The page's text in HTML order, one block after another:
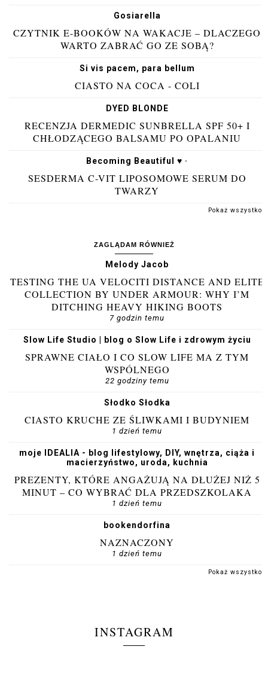
Gosiarella
CZYTNIK E-BOOKÓW NA WAKACJE – DLACZEGO
WARTO ZABRAĆ GO ZE SOBĄ?
Si vis pacem, para bellum
CIASTO NA COCA - COLI
DYED BLONDE
RECENZJA DERMEDIC SUNBRELLA SPF 50+ I
CHŁODZĄCEGO BALSAMU PO OPALANIU
Becoming Beautiful ♥ ·
SESDERMA C-VIT LIPOSOMOWE SERUM DO
TWARZY
Pokaż wszystko
ZAGLĄDAM RÓWNIEŻ
Melody Jacob
TESTING THE UA VELOCITI DISTANCE AND ELITE
COLLECTION BY UNDER ARMOUR: WHY I’M
DITCHING HEAVY HIKING BOOTS
7 godzin temu
Slow Life Studio | blog o Slow Life i zdrowym życiu
SPRAWNE CIAŁO I CO SLOW LIFE MA Z TYM
WSPÓLNEGO
22 godziny temu
Słodko Słodka
CIASTO KRUCHE ZE ŚLIWKAMI I BUDYNIEM
1 dzień temu
moje IDEALIA - blog lifestylowy, DIY, wnętrza, ciąża i
macierzyństwo, uroda, kuchnia
PREZENTY, KTÓRE ANGAŻUJĄ NA DŁUŻEJ NIŻ 5
MINUT – CO WYBRAĆ DLA PRZEDSZKOLAKA
1 dzień temu
bookendorfina
NAZNACZONY
1 dzień temu
Pokaż wszystko
INSTAGRAM